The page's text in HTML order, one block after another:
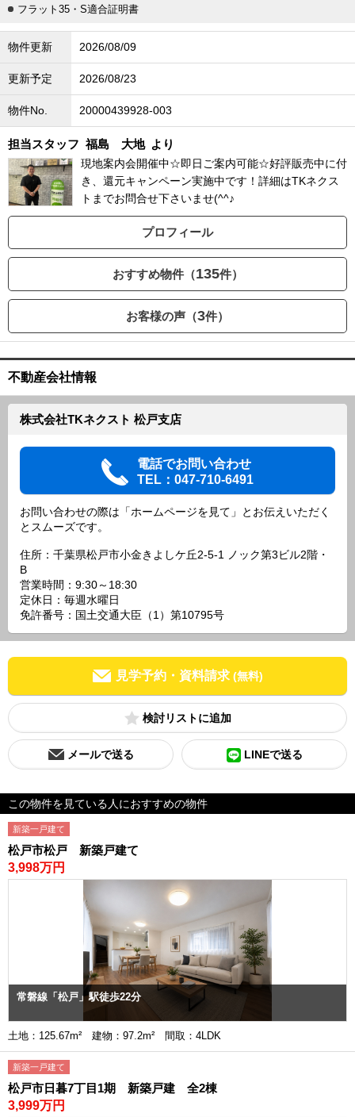
フラット35・S適合証明書
物件更新 2026/08/09
更新予定 2026/08/23
物件No. 20000439928-003
担当スタッフ 福島 大地 より
現地案内会開催中☆即日ご案内可能☆好評販売中に付
き、還元キャンペーン実施中です！詳細はTKネクス
トまでお問合せ下さいませ(^^♪
プロフィール
おすすめ物件（135件）
お客様の声（3件）
不動産会社情報
株式会社TKネクスト 松戸支店
電話でお問い合わせ
TEL：047-710-6491
お問い合わせの際は「ホームページを見て」とお伝えいただく
とスムーズです。
住所：千葉県松戸市小金きよしケ丘2-5-1 ノック第3ビル2階・
B
営業時間：9:30～18:30
定休日：毎週水曜日
免許番号：国土交通大臣（1）第10795号
見学予約・資料請求 (無料)
検討リスト
メールで送る LINEで送る
この物件を見ている人におすすめの物件
新築一戸建て
松戸市松戸 新築戸建て
3,998万円
常磐線「松戸」駅徒歩22分
土地：125.67m² 建物：97.2m² 間取：4LDK
新築一戸建て
松戸市日暮7丁目1期 新築戸建 全2棟
3,999万円